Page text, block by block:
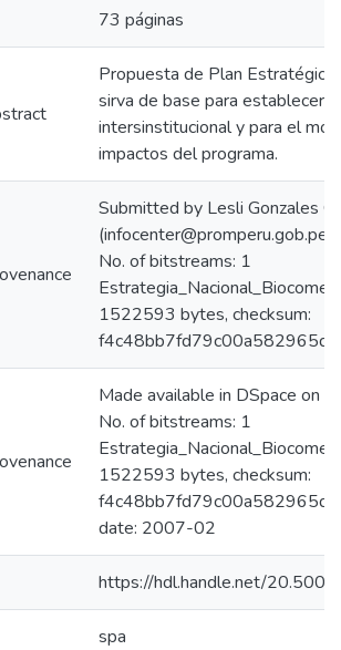
73 páginas
Propuesta de Plan
sirva de base para establecer
intersinstitucional y para el
impactos del programa.
Submitted by Lesli Gonzales
No. of bitstreams: 1
1522593 bytes, checksum:
Made available in DSpace on
No. of bitstreams: 1
1522593 bytes, checksum:
date: 2007-02
https://hdl.handle.net/
spa